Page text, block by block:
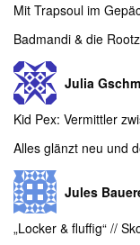
Mit Trapsoul im
Badmandi & die
Julia
Kid Pex: Vermittler
Alles glänzt neu und
Jules
„Locker & fluffig“ //